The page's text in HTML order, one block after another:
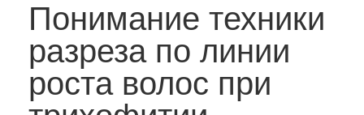
Понимание техники
разреза по линии
роста волос при